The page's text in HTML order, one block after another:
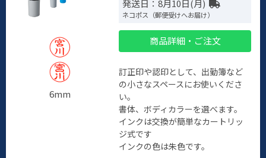
6mm
発送日：8月10日(月)
ネコポス（郵便受けへお届け）
商品詳細・ご注文
訂正印や認印として、出勤簿など
の小さなスペースにお使いくださ
い。
書体、ボディカラーを選べます。
インクは交換が簡単なカートリッ
ジ式です
インクの色は朱色です。